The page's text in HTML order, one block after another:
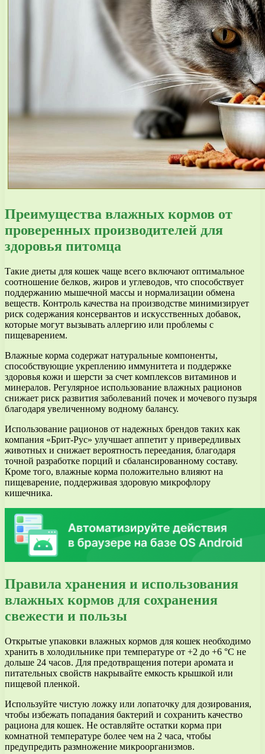
Преимущества влажных кормов от
проверенных производителей для
здоровья питомца
Такие диеты для кошек чаще всего включают оптимальное
соотношение белков, жиров и углеводов, что способствует
поддержанию мышечной массы и нормализации обмена
веществ. Контроль качества на производстве минимизирует
риск содержания консервантов и искусственных добавок,
которые могут вызывать аллергию или проблемы с
пищеварением.
Влажные корма содержат натуральные компоненты,
способствующие укреплению иммунитета и поддержке
здоровья кожи и шерсти за счет комплексов витаминов и
минералов. Регулярное использование влажных рационов
снижает риск развития заболеваний почек и мочевого пузыря
благодаря увеличенному водному балансу.
Использование рационов от надежных брендов таких как
компания «Брит-Рус» улучшает аппетит у привередливых
животных и снижает вероятность переедания, благодаря
точной разработке порций и сбалансированному составу.
Кроме того, влажные корма положительно влияют на
пищеварение, поддерживая здоровую микрофлору
кишечника.
Правила хранения и использования
влажных кормов для сохранения
свежести и пользы
Открытые упаковки влажных кормов для кошек необходимо
хранить в холодильнике при температуре от +2 до +6 °C не
дольше 24 часов. Для предотвращения потери аромата и
питательных свойств накрывайте емкость крышкой или
пищевой пленкой.
Используйте чистую ложку или лопаточку для дозирования,
чтобы избежать попадания бактерий и сохранить качество
рациона для кошек. Не оставляйте остатки корма при
комнатной температуре более чем на 2 часа, чтобы
предупредить размножение микроорганизмов.